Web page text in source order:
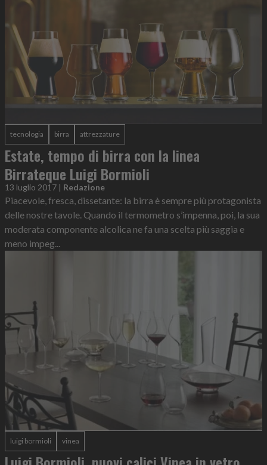
tecnologia birra attrezzature
Estate, tempo di birra con la linea
Birrateque Luigi Bormioli
13 luglio 2017 | Redazione
Piacevole, fresca, dissetante: la birra è sempre più protagonista
delle nostre tavole. Quando il termometro s’impenna, poi, la sua
moderata componente alcolica ne fa una scelta più saggia e
meno impeg...
luigi bormioli vinea